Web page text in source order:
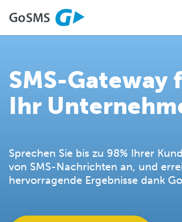
SMS-Gateway
Ihr
Sprechen Sie bis zu 98% Ihrer
von SMS-Nachrichten an, und
hervorragende Ergebnisse dank